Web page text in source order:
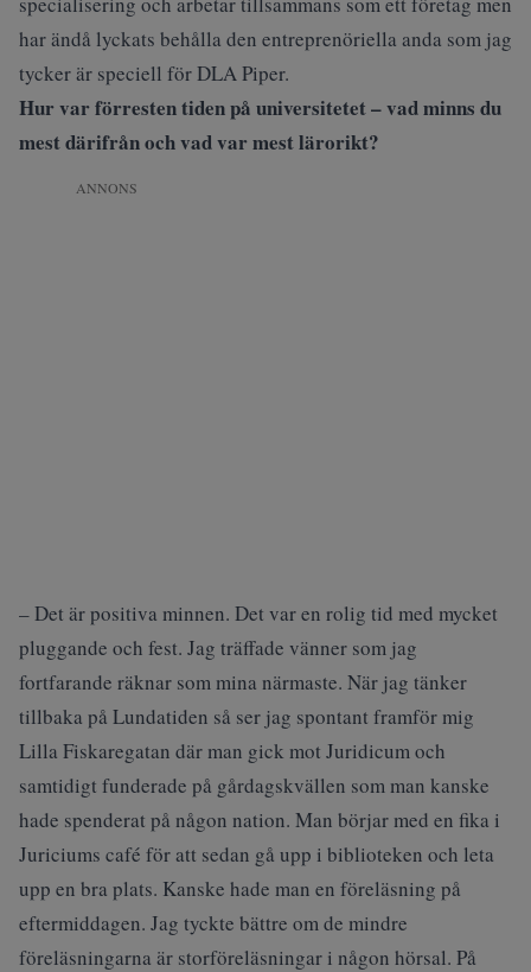
har ändå lyckats behålla den entreprenöriella anda som jag
tycker är speciell för DLA Piper.
Hur var förresten tiden på universitetet – vad minns du
mest därifrån och vad var mest lärorikt?
ANNONS
– Det är positiva minnen. Det var en rolig tid med mycket
pluggande och fest. Jag träffade vänner som jag
fortfarande räknar som mina närmaste. När jag tänker
tillbaka på Lundatiden så ser jag spontant framför mig
Lilla Fiskaregatan där man gick mot Juridicum och
samtidigt funderade på gårdagskvällen som man kanske
hade spenderat på någon nation. Man börjar med en fika i
Juriciums café för att sedan gå upp i biblioteken och leta
upp en bra plats. Kanske hade man en föreläsning på
eftermiddagen. Jag tyckte bättre om de mindre
föreläsningarna är storföreläsningar i någon hörsal. På